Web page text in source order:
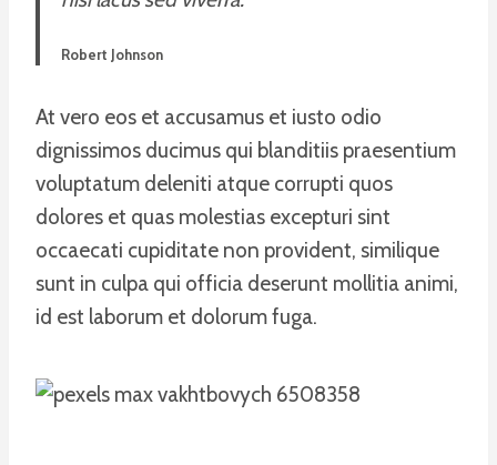
Robert Johnson
At vero eos et accusamus et iusto odio
dignissimos ducimus qui blanditiis praesentium
voluptatum deleniti atque corrupti quos
dolores et quas molestias excepturi sint
occaecati cupiditate non provident, similique
sunt in culpa qui officia deserunt mollitia animi,
id est laborum et dolorum fuga.